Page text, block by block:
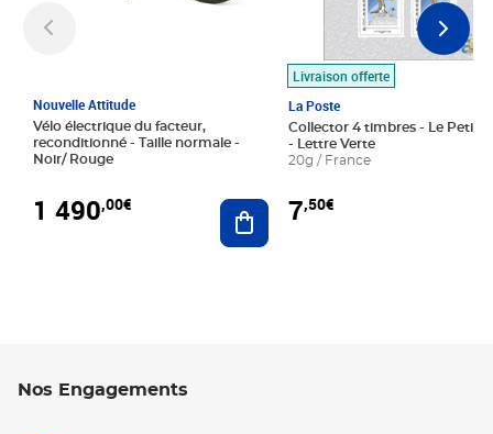
Nouvelle Attitude
Vélo électrique du facteur,
reconditionné - Taille normale -
Noir/ Rouge
1 490,00€ Ajouter au panier
Livraison offerte
La Poste
Collector 4 timbres - Le Petit
- Lettre Verte
20g / France
7,50€
Nos Engagements